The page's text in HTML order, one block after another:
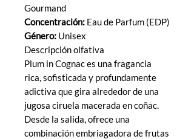
Gourmand
Concentración: Eau de Parfum (EDP)
Género: Unisex
Descripción olfativa
Plum in Cognac es una fragancia
rica, sofisticada y profundamente
adictiva que gira alrededor de una
jugosa ciruela macerada en coñac.
Desde la salida, ofrece una
combinación embriagadora de frutas